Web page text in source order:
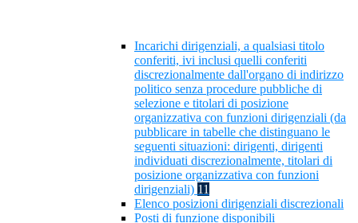
Incarichi dirigenziali, a qualsiasi titolo
conferiti, ivi inclusi quelli conferiti
discrezionalmente dall'organo di indirizzo
politico senza procedure pubbliche di
selezione e titolari di posizione
organizzativa con funzioni dirigenziali (da
pubblicare in tabelle che distinguano le
seguenti situazioni: dirigenti, dirigenti
individuati discrezionalmente, titolari di
posizione organizzativa con funzioni
dirigenziali) 11
Elenco posizioni dirigenziali discrezionali
Posti di funzione disponibili